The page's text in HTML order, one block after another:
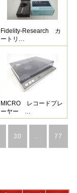
Fidelity-Research カ
ートリ…
MICRO レコードプレ
ーヤー …
30 77